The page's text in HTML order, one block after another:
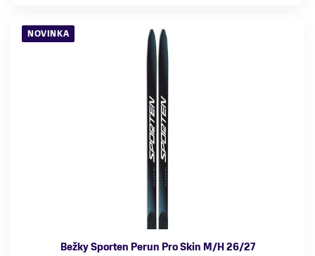
NOVINKA
Bežky Sporten Perun Pro Skin M/H 26/27